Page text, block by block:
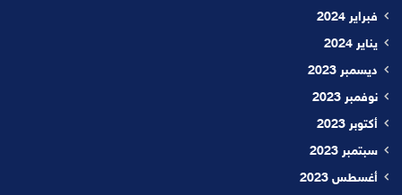
فبراير 2024
يناير 2024
ديسمبر 2023
نوفمبر 2023
أكتوبر 2023
سبتمبر 2023
أغسطس 2023